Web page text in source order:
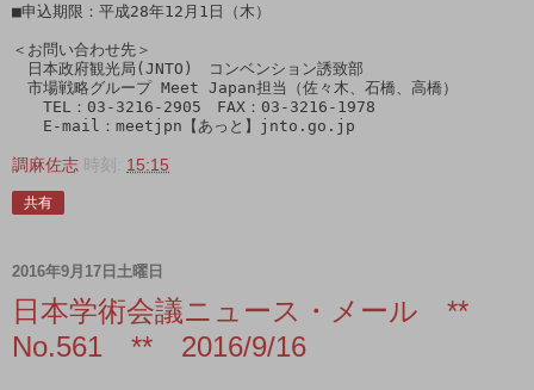
■申込期限：平成28年12月1日（木）
＜お問い合わせ先＞
日本政府観光局(JNTO)　コンベンション誘致部
市場戦略グループ Meet Japan担当（佐々木、石橋、高橋）
TEL：03-3216-2905　FAX：03-3216-1978
調麻佐志 時刻: 15:15
共有
2016年9月17日土曜日
日本学術会議ニュース・メール **
No.561 ** 2016/9/16